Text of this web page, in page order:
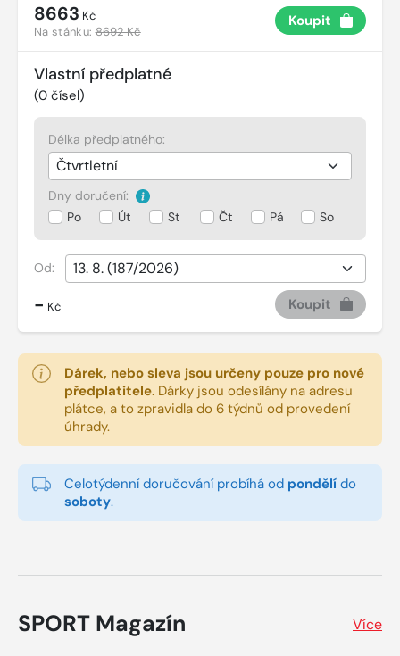
8663 Kč
Na stánku:8692 Kč
Koupit
Vlastní předplatné
(0 čísel)
Délka předplatného:
Dny doručení:
Po
Út St Čt Pá So
Od:
- Kč Koupit
Dárek, nebo sleva jsou určeny pouze pro nové
předplatitele. Dárky jsou odesílány na adresu
plátce, a to zpravidla do 6 týdnů od provedení
úhrady.
Celotýdenní doručování probíhá od pondělí do
soboty.
SPORT Magazín Více